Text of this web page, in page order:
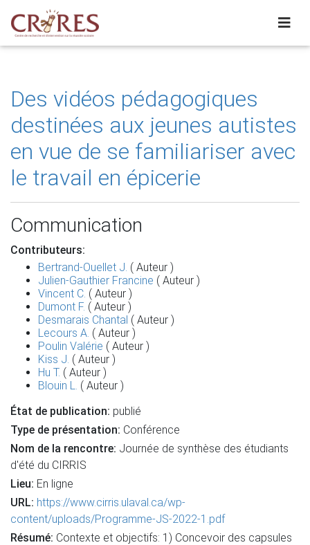
Des vidéos pédagogiques
destinées aux jeunes autistes
en vue de se familiariser avec
le travail en épicerie
Communication
Contributeurs:
Bertrand-Ouellet J. ( Auteur )
Julien-Gauthier Francine ( Auteur )
Vincent C. ( Auteur )
Dumont F. ( Auteur )
Desmarais Chantal ( Auteur )
Lecours A. ( Auteur )
Poulin Valérie ( Auteur )
Kiss J. ( Auteur )
Hu T. ( Auteur )
Blouin L. ( Auteur )
État de publication: publié
Type de présentation: Conférence
Nom de la rencontre: Journée de synthèse des étudiants
d'été du CIRRIS
Lieu: En ligne
URL: https://www.cirris.ulaval.ca/wp-
content/uploads/Programme-JS-2022-1.pdf
Résumé: Contexte et objectifs: 1) Concevoir des capsules